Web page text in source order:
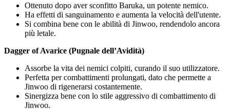
Ottenuto dopo aver sconfitto Baruka, un potente nemico.
Ha effetti di sanguinamento e aumenta la velocità dell'utente.
Si combina bene con le abilità di Jinwoo, rendendolo ancora
più letale.
Dagger of Avarice (Pugnale dell’Avidità)
Assorbe la vita dei nemici colpiti, curando il suo utilizzatore.
Perfetta per combattimenti prolungati, dato che permette a
Jinwoo di rigenerarsi costantemente.
Sinergizza bene con lo stile aggressivo di combattimento di
Jinwoo.